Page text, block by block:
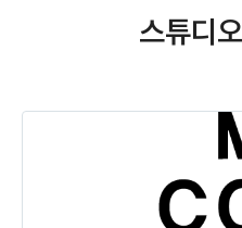
스튜디